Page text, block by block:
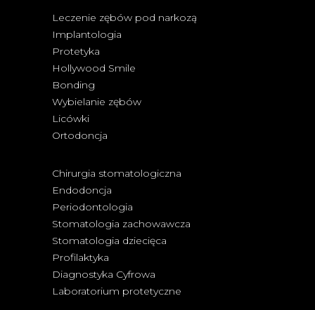
Leczenie zębów pod narkozą
Implantologia
Protetyka
Hollywood Smile
Bonding
Wybielanie zębów
Licówki
Ortodoncja
Chirurgia stomatologiczna
Endodoncja
Periodontologia
Stomatologia zachowawcza
Stomatologia dziecięca
Profilaktyka
Diagnostyka Cyfrowa
Laboratorium protetyczne